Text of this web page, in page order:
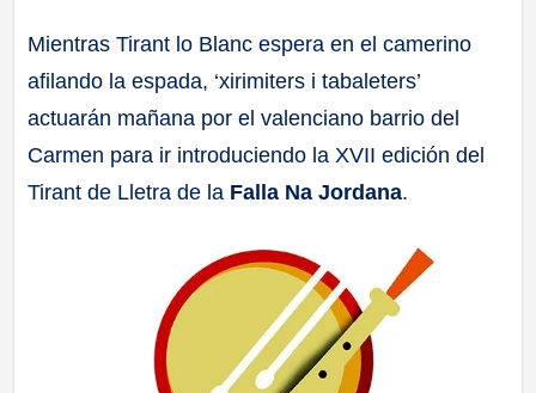
Mientras Tirant lo Blanc espera en el camerino
afilando la espada, ‘xirimiters i tabaleters’
actuarán mañana por el valenciano barrio del
Carmen para ir introduciendo la XVII edición del
Tirant de Lletra de la Falla Na Jordana.